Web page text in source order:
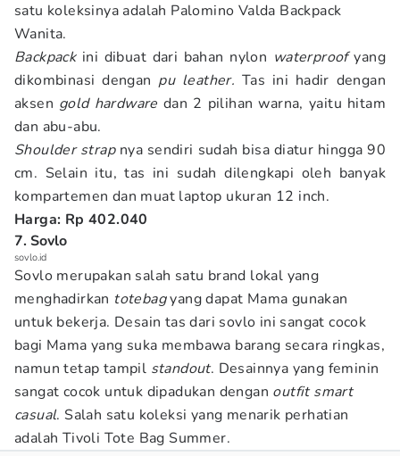
satu koleksinya adalah Palomino Valda Backpack
Wanita.
Backpack ini dibuat dari bahan nylon waterproofyang
dikombinasi dengan pu leather. Tas ini hadir dengan
aksen gold hardware dan 2 pilihan warna, yaitu hitam
dan abu-abu.
Shoulder strap nya sendiri sudah bisa diatur hingga 90
cm. Selain itu, tas ini sudah dilengkapi oleh banyak
kompartemen dan muat laptop ukuran 12 inch.
Harga: Rp 402.040
7. Sovlo
sovlo.id
Sovlo merupakan salah satu brand lokal yang
menghadirkan totebagyang dapat Mama gunakan
untuk bekerja. Desain tas dari sovlo ini sangat cocok
bagi Mama yang suka membawa barang secara ringkas,
namun tetap tampil standout. Desainnya yang feminin
sangat cocok untuk dipadukan dengan outfit smart
casual. Salah satu koleksi yang menarik perhatian
adalah Tivoli Tote Bag Summer.